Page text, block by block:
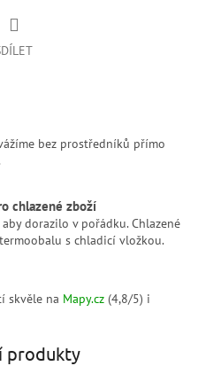
bez prostředníků přímo
chlazené zboží
dorazilo v pořádku. Chlazené
s chladicí vložkou.
skvěle na Mapy.cz (4,8/5) i
produkty